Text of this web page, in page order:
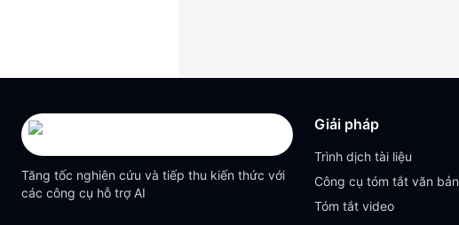
Tăng tốc nghiên cứu và tiếp thu kiến thức với
các công cụ hỗ trợ AI
Giải pháp
Trình dịch tài liệu
Công cụ tóm tắt văn bản
Tóm tắt video